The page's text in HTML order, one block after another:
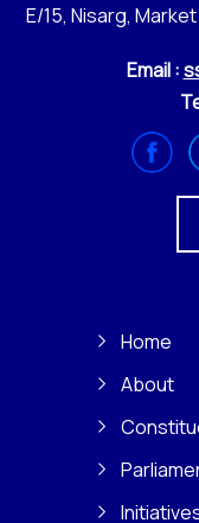
E/15, Nisarg,
Email :
Home
About